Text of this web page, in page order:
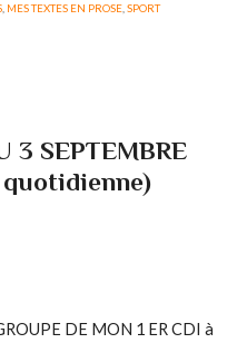
MES TEXTES EN PROSE ,SPORT
3 SEPTEMBRE
DE MON 1 ER CDI à